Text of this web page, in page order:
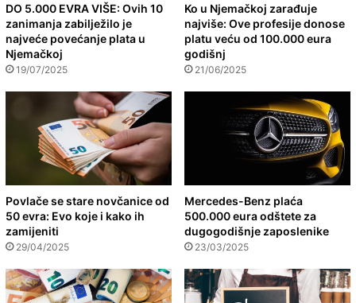
DO 5.000 EVRA VIŠE: Ovih 10
zanimanja zabilježilo je
najveće povećanje plata u
Njemačkoj
19/07/2025
Ko u Njemačkoj zarađuje
najviše: Ove profesije donose
platu veću od 100.000 eura
godišnj
21/06/2025
Povlače se stare novčanice od
50 evra: Evo koje i kako ih
zamijeniti
29/04/2025
Mercedes-Benz plaća
500.000 eura odštete za
dugogodišnje zaposlenike
23/03/2025